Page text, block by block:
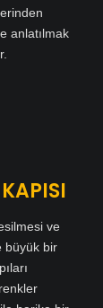
anlatılmak
ve
büyük bir